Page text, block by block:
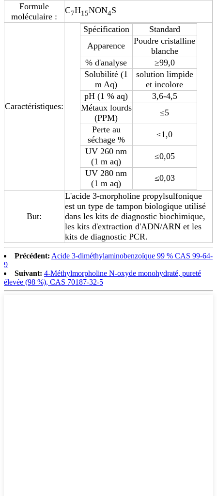
Formule
moléculaire :
C7H15NON4S
Caractéristiques:
Spécification
Standard
Apparence
Poudre cristalline
blanche
% d'analyse
≥99,0
Solubilité (1
m Aq)
solution limpide
et incolore
pH (1 % aq)
3,6-4,5
Métaux lourds
(PPM)
≤5
Perte au
séchage %
≤1,0
UV 260 nm
(1 m aq)
≤0,05
UV 280 nm
(1 m aq)
≤0,03
But:
L'acide 3-morpholine propylsulfonique
est un type de tampon biologique utilisé
dans les kits de diagnostic biochimique,
les kits d'extraction d'ADN/ARN et les
kits de diagnostic PCR.
Précédent: Acide 3-diméthylaminobenzoïque 99 % CAS 99-64-
9
Suivant: 4-Méthylmorpholine N-oxyde monohydraté, pureté
élevée (98 %), CAS 70187-32-5